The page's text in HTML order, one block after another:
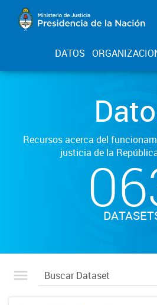
DATOS
Recursos acerca del
justicia de la